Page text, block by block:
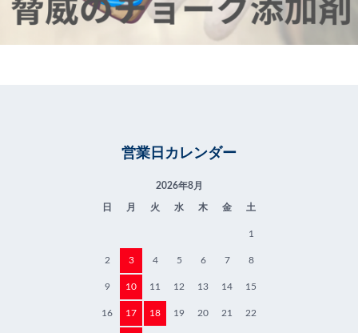
営業日カレンダー
2026年8月
日 月 火 水 木 金 土
1
2 3 4 5 6 7 8
9 10 11 12 13 14 15
16 17 18 19 20 21 22